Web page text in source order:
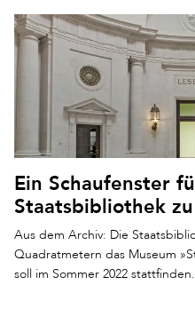
Ein Schaufenster
Staatsbibliothek
Aus dem Archiv: Die
Quadratmetern das Museum
soll im Sommer 2022 stattfinden.